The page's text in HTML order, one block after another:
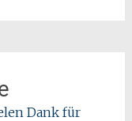
Dank für